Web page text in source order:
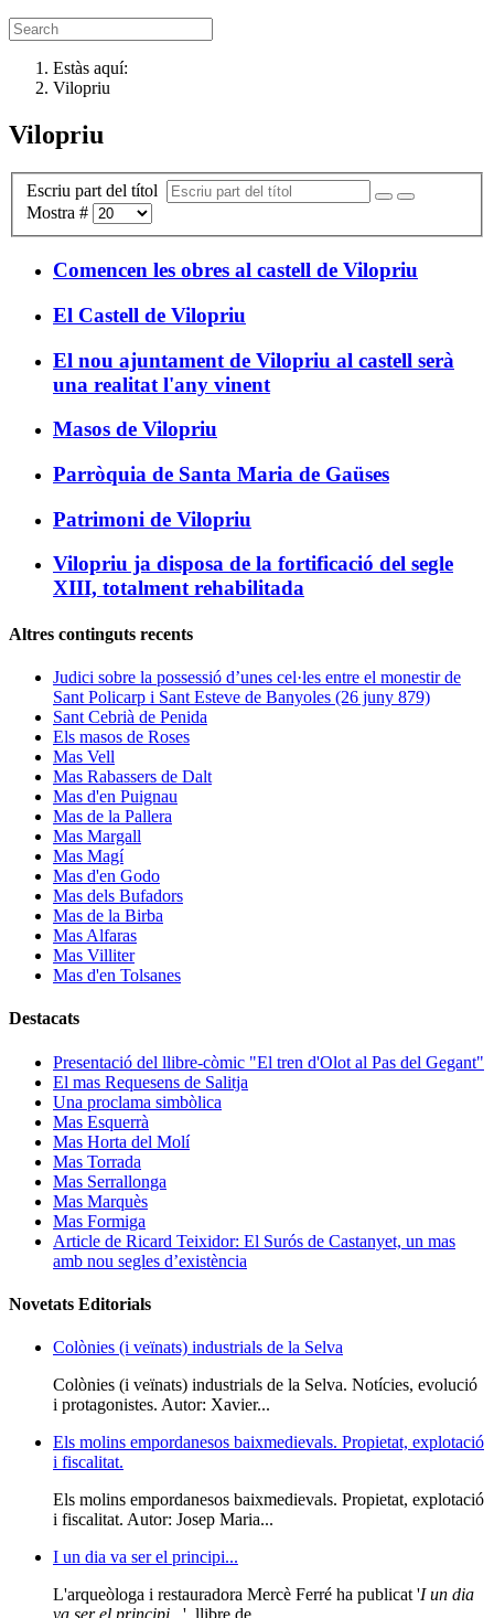
Estàs aquí:
Vilopriu
Vilopriu
Escriu part del títol
Mostra #
Comencen les obres al castell de Vilopriu
El Castell de Vilopriu
El nou ajuntament de Vilopriu al castell serà
una realitat l'any vinent
Masos de Vilopriu
Parròquia de Santa Maria de Gaüses
Patrimoni de Vilopriu
Vilopriu ja disposa de la fortificació del segle
XIII, totalment rehabilitada
Altres continguts recents
Judici sobre la possessió d’unes cel·les entre el monestir de
Sant Policarp i Sant Esteve de Banyoles (26 juny 879)
Sant Cebrià de Penida
Els masos de Roses
Mas Vell
Mas Rabassers de Dalt
Mas d'en Puignau
Mas de la Pallera
Mas Margall
Mas Magí
Mas d'en Godo
Mas dels Bufadors
Mas de la Birba
Mas Alfaras
Mas Villiter
Mas d'en Tolsanes
Destacats
Presentació del llibre-còmic "El tren d'Olot al Pas del Gegant"
El mas Requesens de Salitja
Una proclama simbòlica
Mas Esquerrà
Mas Horta del Molí
Mas Torrada
Mas Serrallonga
Mas Marquès
Mas Formiga
Article de Ricard Teixidor: El Surós de Castanyet, un mas
amb nou segles d’existència
Novetats Editorials
Colònies (i veïnats) industrials de la Selva
Colònies (i veïnats) industrials de la Selva. Notícies, evolució
i protagonistes. Autor: Xavier...
Els molins empordanesos baixmedievals. Propietat, explotació
i fiscalitat.
Els molins empordanesos baixmedievals. Propietat, explotació
i fiscalitat. Autor: Josep Maria...
I un dia va ser el principi...
L'arqueòloga i restauradora Mercè Ferré ha publicat 'I un dia
va ser el principi... ', llibre de...